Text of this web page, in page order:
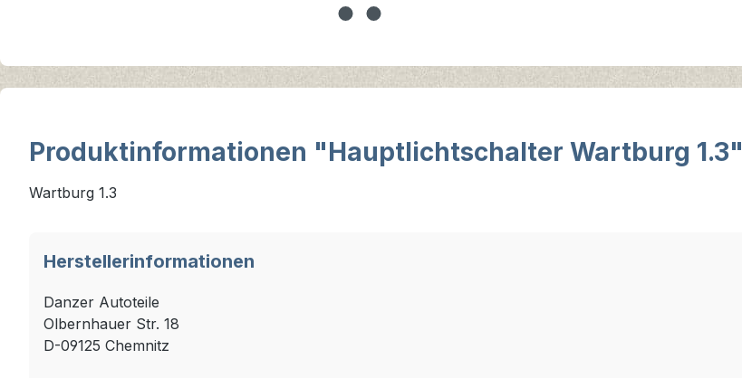
Produktinformationen "Hauptlichtschalter Wartburg 1.3"
Wartburg 1.3
Herstellerinformationen
Danzer Autoteile
Olbernhauer Str. 18
D-09125 Chemnitz